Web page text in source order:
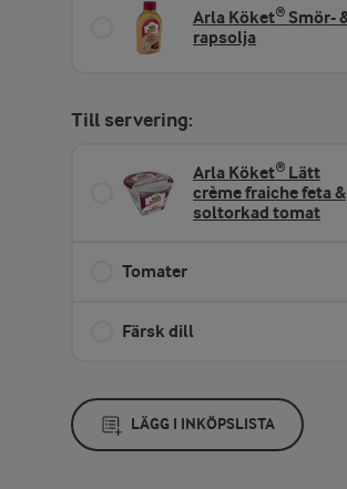
Arla Köket® Smör-
rapsolja
Till servering:
Arla Köket® Lätt
crème fraiche feta &
soltorkad tomat
Tomater
Färsk dill
LÄGG I INKÖPSLISTA